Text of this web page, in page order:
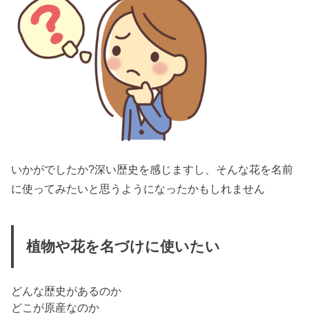
いかがでしたか?深い歴史を感じますし、そんな花を名前
に使ってみたいと思うようになったかもしれません
植物や花を名づけに使いたい
どんな歴史があるのか
どこが原産なのか